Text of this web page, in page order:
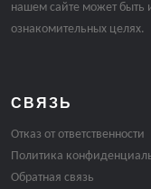
нашем сайте может быть
ознакомительных целях.
СВЯЗЬ
Отказ от ответственности
Политика
Обратная связь